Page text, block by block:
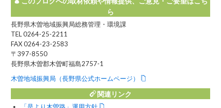
ら
長野県木曽地域振興局総務管理・環境課
TEL 0264-25-2211
FAX 0264-23-2583
〒397-8550
長野県木曽郡木曽町福島2757-1
木曽地域振興局（長野県公式ホームページ）
関連リンク
「是より木曽路」運用方針